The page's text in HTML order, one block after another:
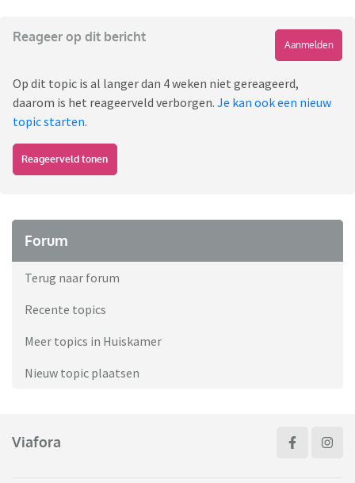
Reageer op dit bericht
Aanmelden
Op dit topic is al langer dan 4 weken niet gereageerd,
daarom is het reageerveld verborgen. Je kan ook een nieuw
topic starten.
Reageerveld tonen
Forum
Terug naar forum
Recente topics
Meer topics in Huiskamer
Nieuw topic plaatsen
Viafora